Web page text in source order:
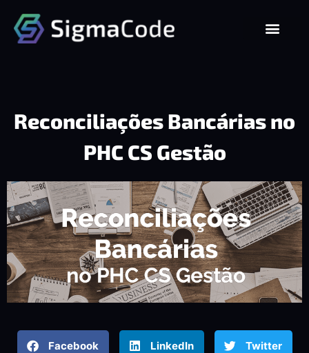
Reconciliações Bancárias no
PHC CS Gestão
Facebook LinkedIn Twitter